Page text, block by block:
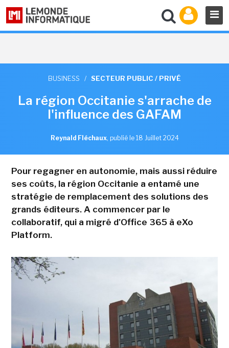
BUSINESS / SECTEUR PUBLIC / PRIVÉ
La région Occitanie s'arrache de
l'influence des GAFAM
Reynald Fléchaux, publié le 18 Juillet 2024
Pour regagner en autonomie, mais aussi réduire
ses coûts, la région Occitanie a entamé une
stratégie de remplacement des solutions des
grands éditeurs. A commencer par le
collaboratif, qui a migré d'Office 365 à eXo
Platform.